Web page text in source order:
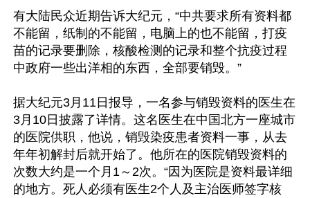
有大陆民众近期告诉大纪元，“中共要求所有资料都
不能留，纸制的不能留，电脑上的也不能留，打疫
苗的记录要删除，核酸检测的记录和整个抗疫过程
中政府一些出洋相的东西，全部要销毁。”
据大纪元3月11日报导，一名参与销毁资料的医生在
3月10日披露了详情。这名医生在中国北方一座城市
的医院供职，他说，销毁染疫患者资料一事，从去
年年初解封后就开始了。他所在的医院销毁资料的
次数大约是一个月1～2次。“因为医院是资料最详细
的地方。死人必须有医生2个人及主治医师签字核